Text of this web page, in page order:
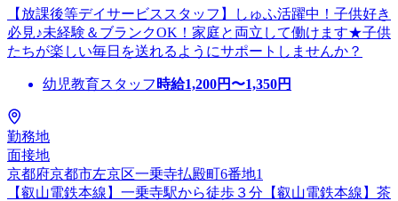
【放課後等デイサービススタッフ】しゅふ活躍中！子供好き
必見♪未経験＆ブランクOK！家庭と両立して働けます★子供
たちが楽しい毎日を送れるようにサポートしませんか？
幼児教育スタッフ 時給1,200円〜1,350円
勤務地
面接地
京都府京都市左京区一乗寺払殿町6番地1
【叡山電鉄本線】一乗寺駅から徒歩３分【叡山電鉄本線】茶